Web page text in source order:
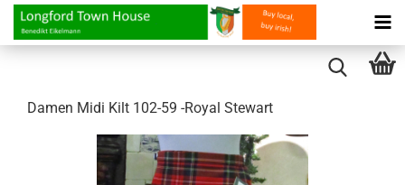
Damen Midi Kilt 102-​59 -​Royal Ste­wart